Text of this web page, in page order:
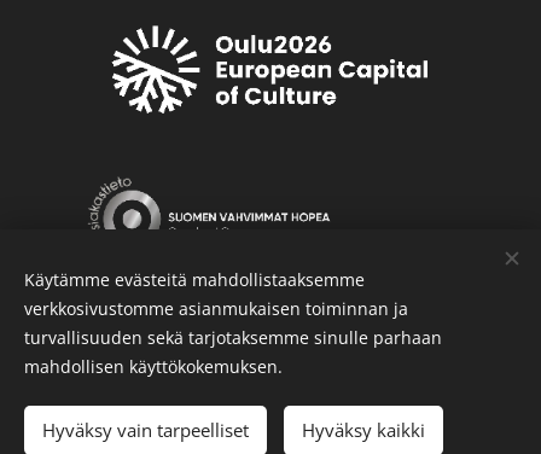
Lisää ostoskoriin
© 2026 Crazyland -Tietosuojaseloste Evästeet
Käytämme evästeitä mahdollistaaksemme
verkkosivustomme asianmukaisen toiminnan ja
turvallisuuden sekä tarjotaksemme sinulle parhaan
mahdollisen käyttökokemuksen.
Hyväksy vain tarpeelliset Hyväksy kaikki